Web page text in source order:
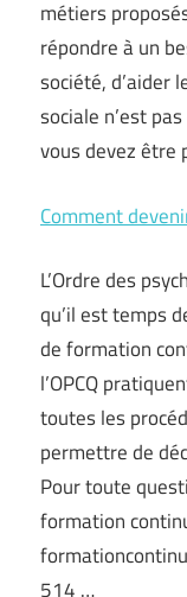
métiers
répondre à un
société, d’aider
sociale n’est
vous devez
Comment
L’Ordre des
qu’il est temps
de formation
l’OPCQ
toutes les
permettre de
Pour toute
formation
514 …